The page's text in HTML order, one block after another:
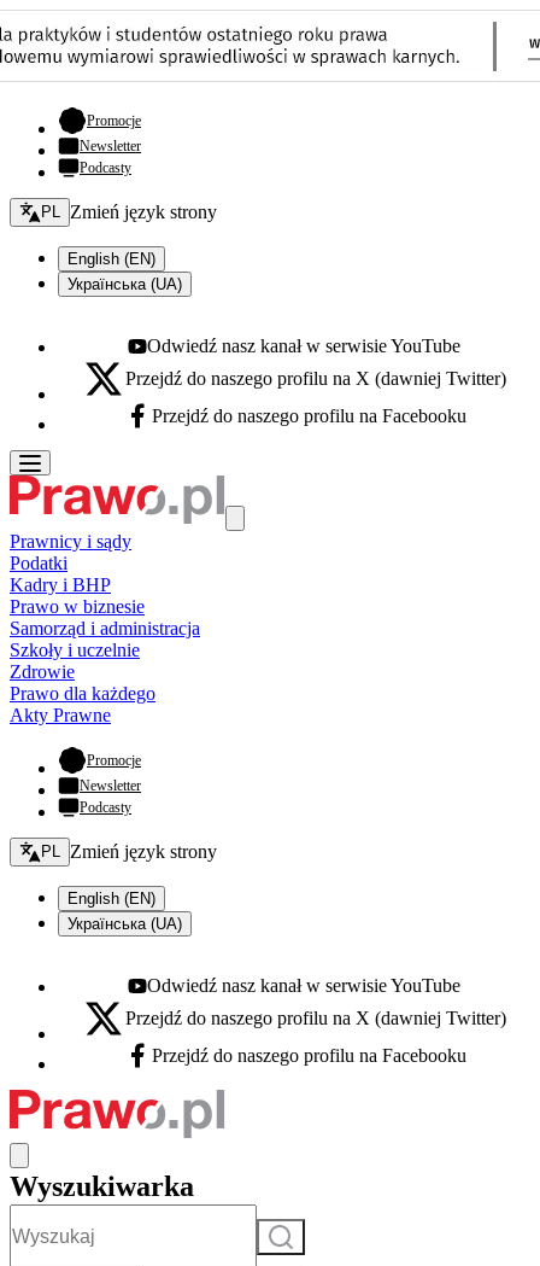
Promocje- otwiera się w nowej karcie
Newsletter
Podcasty
Zmień język - bieżący:
PL Zmień język strony
English (EN)
Українська (UA)
Youtube - otwiera się w nowej karcie
Odwiedź nasz kanał w serwisie YouTube
X - otwiera się w nowej karcie
Przejdź do naszego profilu na X (dawniej Twitter)
Facebook - otwiera się w nowej karcie
Przejdź do naszego profilu na Facebooku
Prawnicy i sądy
Podatki
Kadry i BHP
Prawo w biznesie
Samorząd i administracja
Szkoły i uczelnie
Zdrowie
Prawo dla każdego
Akty Prawne
Promocje- otwiera się w nowej karcie
Newsletter
Podcasty
Zmień język - bieżący:
PL Zmień język strony
English (EN)
Українська (UA)
Youtube - otwiera się w nowej karcie
Odwiedź nasz kanał w serwisie YouTube
X - otwiera się w nowej karcie
Przejdź do naszego profilu na X (dawniej Twitter)
Facebook - otwiera się w nowej karcie
Przejdź do naszego profilu na Facebooku
Wyszukiwarka
Szukaj